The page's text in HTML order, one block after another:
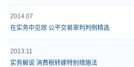
2014.07
在实务中见效 公平交易审判判例精选
2013.11
实务解说 消费税转嫁特别措施法